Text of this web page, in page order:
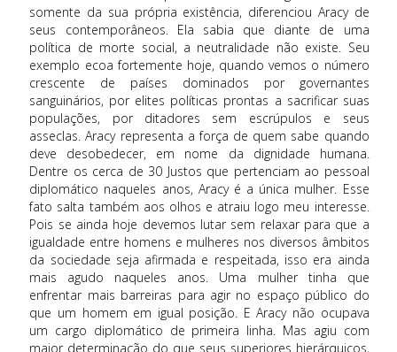
somente da sua própria existência, diferenciou Aracy de
seus contemporâneos. Ela sabia que diante de uma
política de morte social, a neutralidade não existe. Seu
exemplo ecoa fortemente hoje, quando vemos o número
crescente de países dominados por governantes
sanguinários, por elites políticas prontas a sacrificar suas
populações, por ditadores sem escrúpulos e seus
asseclas. Aracy representa a força de quem sabe quando
deve desobedecer, em nome da dignidade humana.
Dentre os cerca de 30 Justos que pertenciam ao pessoal
diplomático naqueles anos, Aracy é a única mulher. Esse
fato salta também aos olhos e atraiu logo meu interesse.
Pois se ainda hoje devemos lutar sem relaxar para que a
igualdade entre homens e mulheres nos diversos âmbitos
da sociedade seja afirmada e respeitada, isso era ainda
mais agudo naqueles anos. Uma mulher tinha que
enfrentar mais barreiras para agir no espaço público do
que um homem em igual posição. E Aracy não ocupava
um cargo diplomático de primeira linha. Mas agiu com
maior determinação do que seus superiores hierárquicos,